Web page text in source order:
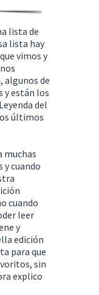
lista de
lista hay
vimos y
algunos de
y están los
del
últimos
muchas
y cuando
cuando
leer
y
edición
para que
sin
explico